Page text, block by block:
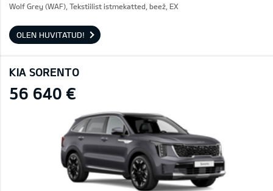
Wolf Grey (WAF), Tekstiilist istmekatted, beež, EX
OLEN HUVITATUD!
KIA SORENTO
56 640 €